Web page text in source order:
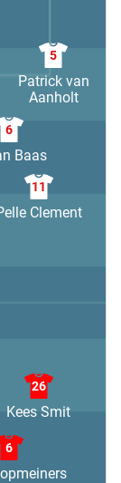
5
Patrick van
Aanholt
6
Baas
11
Clement
26
Kees Smit
6